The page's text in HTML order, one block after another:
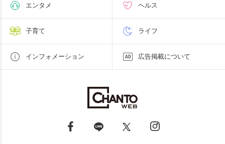
エンタメ ヘルス
子育て ライフ
インフォメーション 広告掲載について